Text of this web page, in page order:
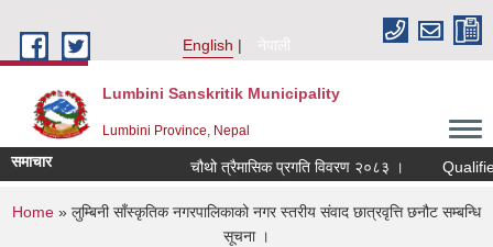
English
नेपाली
Lumbini Sanskritik Municipality
Lumbini Province, Nepal
समाचार चौथो त्रैमासिक प्रगति विवरण २०८३ । Qualified
You are here
Home » लुम्बिनी साँस्कृतिक नगरपालिकाको नगर स्तरीय संवाद छात्रवृत्ति छनौट सम्बन्धि
सूचना ।